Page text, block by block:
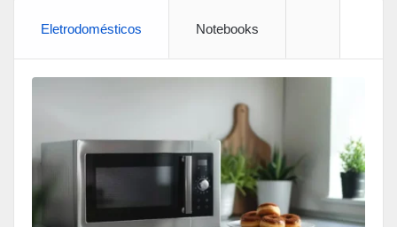
Eletrodomésticos Notebooks